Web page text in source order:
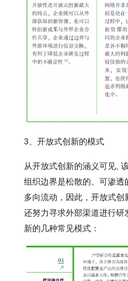
3、开放式创新的模式
从开放式创新的涵义可见,
组织边界是松散的、可渗透
多向流动，因此，开放式创
还努力寻求外部渠道进行研
新的几种常见模式：